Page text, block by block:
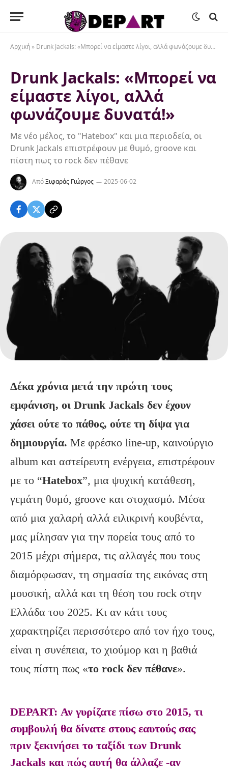
Αρχική » Drunk Jackals: «Μπορεί να είμαστε λίγοι, αλλά φωνάζουμε δυνατά!»
Drunk Jackals: «Μπορεί να
είμαστε λίγοι, αλλά
φωνάζουμε δυνατά!»
Με νέο μέλος, το "Hatebox" και μια περιοδεία, οι
Drunk Jackals επιστρέφουν με θυμό, groove και
πίστη πως το rock δεν πέθανε
ΑπόΞιφαράς Γιώργος 2025-06-02
Δέκα χρόνια μετά την πρώτη τους
εμφάνιση, οι Drunk Jackals δεν έχουν
χάσει ούτε το πάθος, ούτε τη δίψα για
δημιουργία. Με φρέσκο line-up, καινούργιο
album και αστείρευτη ενέργεια, επιστρέφουν
με το “Hatebox”, μια ψυχική κατάθεση,
γεμάτη θυμό, groove και στοχασμό. Μέσα
από μια χαλαρή αλλά ειλικρινή κουβέντα,
μας μίλησαν για την πορεία τους από το
2015 μέχρι σήμερα, τις αλλαγές που τους
διαμόρφωσαν, τη σημασία της εικόνας στη
μουσική, αλλά και τη θέση του rock στην
Ελλάδα του 2025. Κι αν κάτι τους
χαρακτηρίζει περισσότερο από τον ήχο τους,
είναι η συνέπεια, το χιούμορ και η βαθιά
τους πίστη πως «το rockδεν πέθανε».
DEPART: Αν γυρίζατε πίσω στο 2015, τι
συμβουλή θα δίνατε στους εαυτούς σας
πριν ξεκινήσει το ταξίδι των Drunk
Jackals και πώς αυτή θα άλλαζε -αν